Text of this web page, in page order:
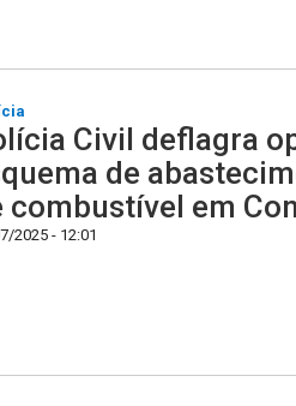
Civil deflagra
de
combustível em
2025 - 12:01